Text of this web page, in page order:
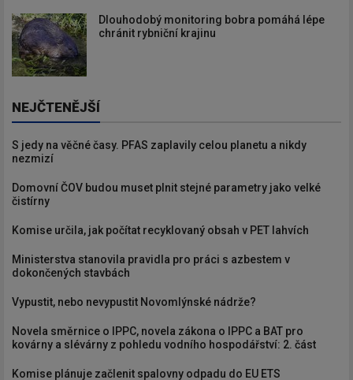
Dlouhodobý monitoring bobra pomáhá lépe
chránit rybniční krajinu
NEJČTENĚJŠÍ
S jedy na věčné časy. PFAS zaplavily celou planetu a nikdy
nezmizí
Domovní ČOV budou muset plnit stejné parametry jako velké
čistírny
Komise určila, jak počítat recyklovaný obsah v PET lahvích
Ministerstva stanovila pravidla pro práci s azbestem v
dokončených stavbách
Vypustit, nebo nevypustit Novomlýnské nádrže?
Novela směrnice o IPPC, novela zákona o IPPC a BAT pro
kovárny a slévárny z pohledu vodního hospodářství: 2. část
Komise plánuje začlenit spalovny odpadu do EU ETS